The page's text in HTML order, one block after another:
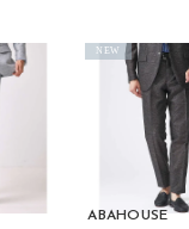
ABAHOUSE
NEW